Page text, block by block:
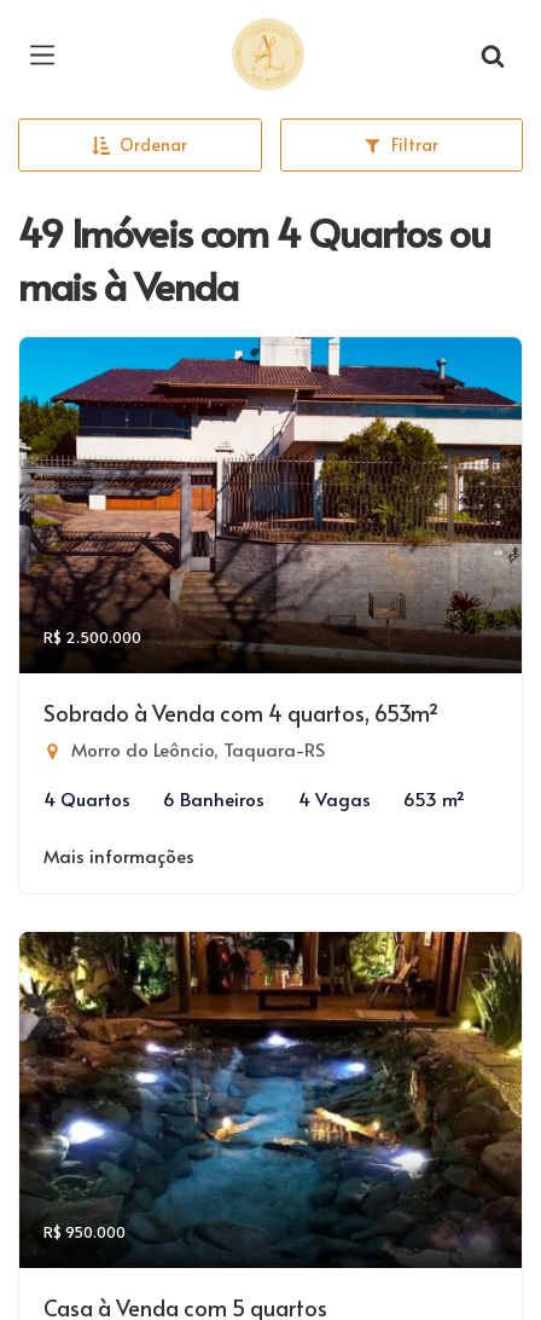
Página inicial
Ordenar Filtrar
49 Imóveis com 4 Quartos ou
mais à Venda
R$ 2.500.000
Sobrado à Venda com 4 quartos, 653m²
Morro do Leôncio, Taquara-RS
4 Quartos
6 Banheiros 4 Vagas 653 m²
Mais informações
R$ 950.000
Casa à Venda com 5 quartos